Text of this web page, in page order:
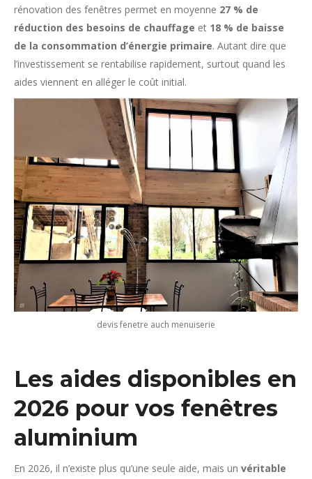
rénovation des fenêtres permet en moyenne 27 % de
réduction des besoins de chauffage et 18 % de baisse
de la consommation d’énergie primaire. Autant dire que
l’investissement se rentabilise rapidement, surtout quand les
aides viennent en alléger le coût initial.
devis fenetre auch menuiserie
Les aides disponibles en
2026 pour vos fenêtres
aluminium
En 2026, il n’existe plus qu’une seule aide, mais un véritable